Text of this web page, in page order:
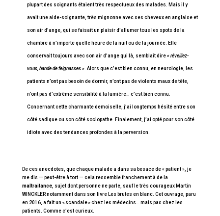
plupart des soignants étaient très respectueux des malades. Mais il y
avait une aide-soignante, très mignonne avec ses cheveux en anglaise et
son air d’ange, qui se faisait un plaisir d’allumer tous les spots de la
chambre à n’importe quelle heure de la nuit ou de la journée. Elle
conservait toujours avec son air d’ange qui là, semblait dire« réveillez-
vous, bande de feignasses ». Alors que c’est bien connu, en neurologie, les
patients n’ont pas besoin de dormir, n’ont pas de violents maux de tête,
n’ont pas d’extrême sensibilité à la lumière… c’est bien connu.
Concernant cette charmante demoiselle, j’ai longtemps hésité entre son
côté sadique ou son côté sociopathe. Finalement, j’ai opté pour son côté
idiote avec des tendances profondes à la perversion.
De ces anecdotes, que chaque malade a dans sa besace de « patient », je
me dis — peut-être à tort — cela ressemble franchement à de la
maltraitance, sujet dont personne ne parle, sauf le très courageux Martin
WINCKLER notamment dans son livre Les brutes en blanc. Cet ouvrage, paru
en 2016, a fait un « scandale » chez les médecins… mais pas chez les
patients. Comme c’est curieux.